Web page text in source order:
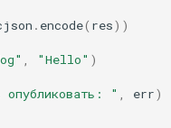
. encode( res))
"Hello" )
" err)